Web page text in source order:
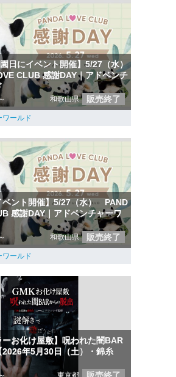
日にイベント開催】5/27（水）
CLUB 感謝DAY｜アドベンチ
和歌山県 販売終了
ワールド
ベント開催】5/27（水） PAND
感謝DAY｜アドベンチャーワ
和歌山県 販売終了
ワールド
ーお化け屋敷】呪われた闇BAR
2026年5月30日（土）・錦糸
東京都